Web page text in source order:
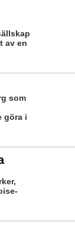
av en
som
göra i